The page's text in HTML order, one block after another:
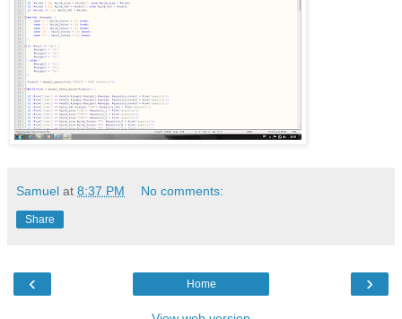
Samuel at 8:37 PM No comments:
Share
‹ ›
Home